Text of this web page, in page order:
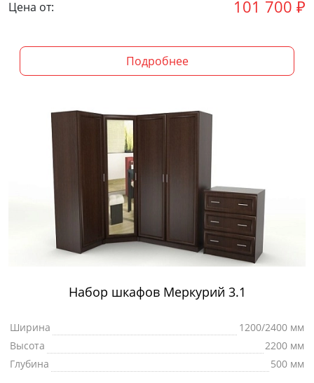
Цена от: 101 700 ₽
Подробнее
Набор шкафов Меркурий 3.1
Ширина
1200/2400 мм
Высота
2200 мм
Глубина
500 мм